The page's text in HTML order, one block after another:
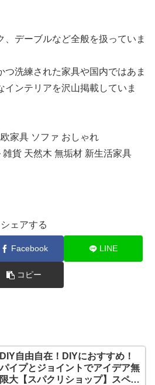
、デーブルなど全般を扱っていま
つ洗練された家具や国内ではあま
インテリアを沢山掲載していま
家具 ソファ おしゃれ
貨 天然木 無垢材 新生活家具
シェアする
Facebook LINE
コピー
DIY自由自在！DIYにおすすめ！
パイプとジョイントでアイデア無
限大【スパクリショップ】スペー